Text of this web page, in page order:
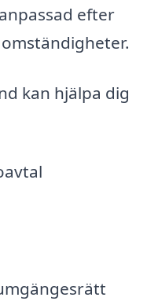
efter
kan hjälpa dig